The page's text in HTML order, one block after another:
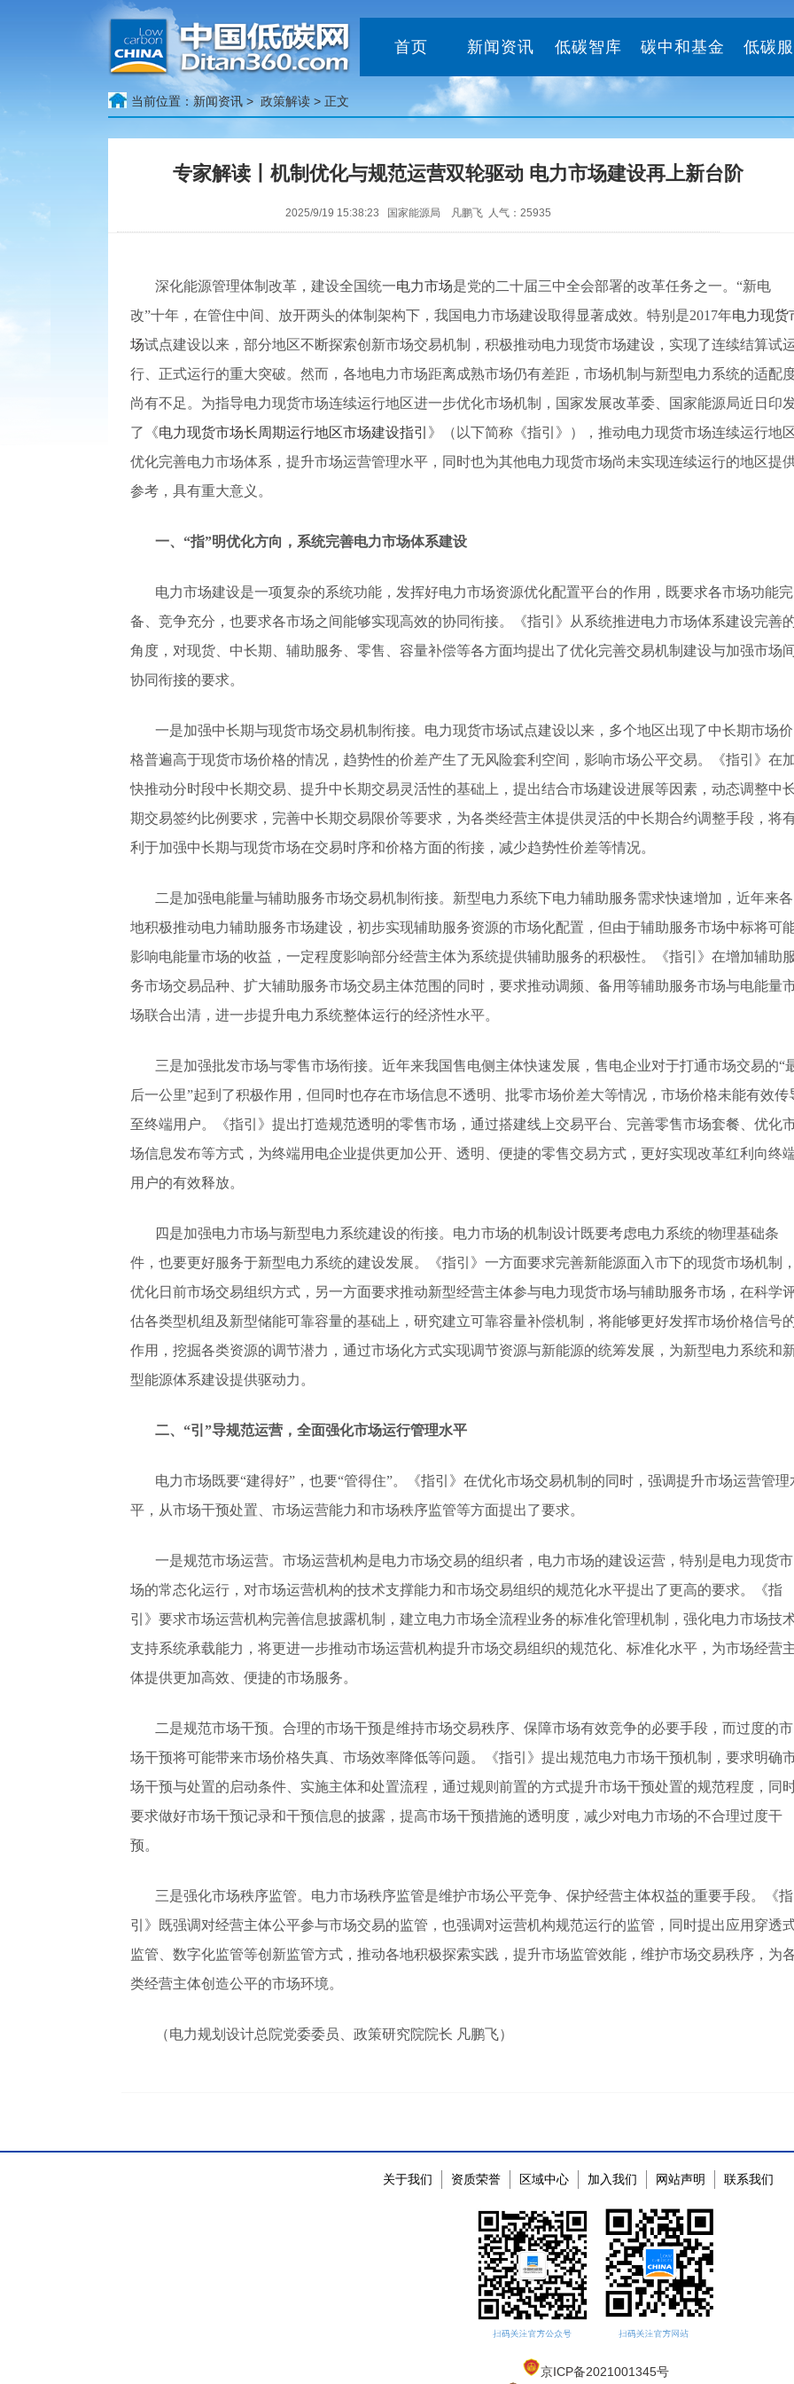
首页 新闻资讯 低碳智库 碳中和基金 低碳
当前位置：新闻资讯 > 政策解读 > 正文
专家解读丨机制优化与规范运营双轮驱动 电力市场建设再上新台阶
2025/9/19 15:38:23 国家能源局 凡鹏飞 人气：25935
深化能源管理体制改革，建设全国统一电力市场是党的二十届三中全会部署的改革任务之一。“新电
改”十年，在管住中间、放开两头的体制架构下，我国电力市场建设取得显著成效。特别是2017年电力现货
场试点建设以来，部分地区不断探索创新市场交易机制，积极推动电力现货市场建设，实现了连续结算试
行、正式运行的重大突破。然而，各地电力市场距离成熟市场仍有差距，市场机制与新型电力系统的适配
尚有不足。为指导电力现货市场连续运行地区进一步优化市场机制，国家发展改革委、国家能源局近日印
了《电力现货市场长周期运行地区市场建设指引 》（以下简称《指引》），推动电力现货市场连续运行地
优化完善电力市场体系，提升市场运营管理水平，同时也为其他电力现货市场尚未实现连续运行的地区提
参考，具有重大意义。
一、“指”明优化方向，系统完善电力市场体系建设
电力市场建设是一项复杂的系统功能，发挥好电力市场资源优化配置平台的作用，既要求各市场功能完
备、竞争充分，也要求各市场之间能够实现高效的协同衔接。《指引》从系统推进电力市场体系建设完善
角度，对现货、中长期、辅助服务、零售、容量补偿等各方面均提出了优化完善交易机制建设与加强市场间
协同衔接的要求。
一是加强中长期与现货市场交易机制衔接。电力现货市场试点建设以来，多个地区出现了中长期市场价
格普遍高于现货市场价格的情况，趋势性的价差产生了无风险套利空间，影响市场公平交易。《指引》在
快推动分时段中长期交易、提升中长期交易灵活性的基础上，提出结合市场建设进展等因素，动态调整中
期交易签约比例要求，完善中长期交易限价等要求，为各类经营主体提供灵活的中长期合约调整手段，将
利于加强中长期与现货市场在交易时序和价格方面的衔接，减少趋势性价差等情况。
二是加强电能量与辅助服务市场交易机制衔接。新型电力系统下电力辅助服务需求快速增加，近年来各
地积极推动电力辅助服务市场建设，初步实现辅助服务资源的市场化配置，但由于辅助服务市场中标将可
影响电能量市场的收益，一定程度影响部分经营主体为系统提供辅助服务的积极性。《指引》在增加辅助服
务市场交易品种、扩大辅助服务市场交易主体范围的同时，要求推动调频、备用等辅助服务市场与电能量
场联合出清，进一步提升电力系统整体运行的经济性水平。
三是加强批发市场与零售市场衔接。近年来我国售电侧主体快速发展，售电企业对于打通市场交易的“
后一公里”起到了积极作用，但同时也存在市场信息不透明、批零市场价差大等情况，市场价格未能有效传
至终端用户。《指引》提出打造规范透明的零售市场，通过搭建线上交易平台、完善零售市场套餐、优化
场信息发布等方式，为终端用电企业提供更加公开、透明、便捷的零售交易方式，更好实现改革红利向终
用户的有效释放。
四是加强电力市场与新型电力系统建设的衔接。电力市场的机制设计既要考虑电力系统的物理基础条
件，也要更好服务于新型电力系统的建设发展。《指引》一方面要求完善新能源面入市下的现货市场机制，
优化日前市场交易组织方式，另一方面要求推动新型经营主体参与电力现货市场与辅助服务市场，在科学
估各类型机组及新型储能可靠容量的基础上，研究建立可靠容量补偿机制，将能够更好发挥市场价格信号
作用，挖掘各类资源的调节潜力，通过市场化方式实现调节资源与新能源的统筹发展，为新型电力系统和
型能源体系建设提供驱动力。
二、“引”导规范运营，全面强化市场运行管理水平
电力市场既要“建得好”，也要“管得住”。《指引》在优化市场交易机制的同时，强调提升市场运营管理
平，从市场干预处置、市场运营能力和市场秩序监管等方面提出了要求。
一是规范市场运营。市场运营机构是电力市场交易的组织者，电力市场的建设运营，特别是电力现货市
场的常态化运行，对市场运营机构的技术支撑能力和市场交易组织的规范化水平提出了更高的要求。《指
引》要求市场运营机构完善信息披露机制，建立电力市场全流程业务的标准化管理机制，强化电力市场技
支持系统承载能力，将更进一步推动市场运营机构提升市场交易组织的规范化、标准化水平，为市场经营
体提供更加高效、便捷的市场服务。
二是规范市场干预。合理的市场干预是维持市场交易秩序、保障市场有效竞争的必要手段，而过度的市
场干预将可能带来市场价格失真、市场效率降低等问题。《指引》提出规范电力市场干预机制，要求明确
场干预与处置的启动条件、实施主体和处置流程，通过规则前置的方式提升市场干预处置的规范程度，同
要求做好市场干预记录和干预信息的披露，提高市场干预措施的透明度，减少对电力市场的不合理过度干
预。
三是强化市场秩序监管。电力市场秩序监管是维护市场公平竞争、保护经营主体权益的重要手段。《指
引》既强调对经营主体公平参与市场交易的监管，也强调对运营机构规范运行的监管，同时提出应用穿透
监管、数字化监管等创新监管方式，推动各地积极探索实践，提升市场监管效能，维护市场交易秩序，为
类经营主体创造公平的市场环境。
（电力规划设计总院党委委员、政策研究院院长 凡鹏飞）
关于我们 资质荣誉 区域中心 加入我们 网站声明 联系我们
京ICP备2021001345号